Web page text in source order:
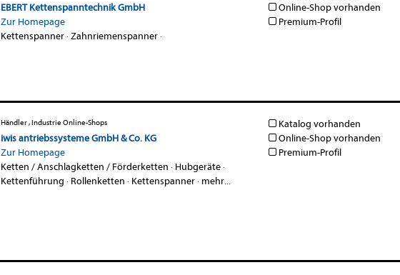
EBERT Kettenspanntechnik GmbH
Zur Homepage
Kettenspanner·Zahnriemenspanner·
Online-Shop vorhanden
Premium-Profil
Händler , Industrie Online-Shops
iwis antriebssysteme GmbH & Co. KG
Zur Homepage
Ketten / Anschlagketten / Förderketten · Hubgeräte·
Kettenführung · Rollenketten · Kettenspanner· mehr...
Katalog vorhanden
Online-Shop vorhanden
Premium-Profil